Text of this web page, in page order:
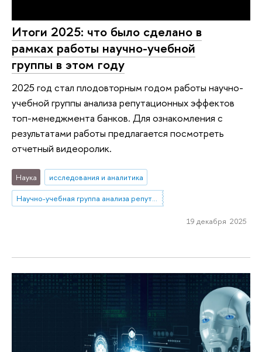
Итоги 2025: что было сделано в
рамках работы научно-учебной
группы в этом году
2025 год стал плодовторным годом работы научно-
учебной группы анализа репутационных эффектов
топ-менеджмента банков. Для ознакомления с
результатами работы предлагается посмотреть
отчетный видеоролик.
Наука
исследования и аналитика
Научно-учебная группа анализа репутационных эффектов топ-менеджмента банков
19 декабря 2025